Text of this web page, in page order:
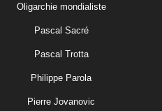
Oligarchie mondialiste
Pascal Sacré
Pascal Trotta
Philippe Parola
Pierre Jovanovic